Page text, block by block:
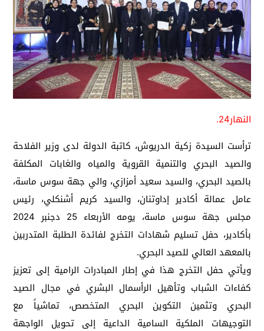
النهار24.
ترأست السيدة زكية الدريوش، كاتبة الدولة لدى وزير الفلاحة
والصيد البحري والتنمية القروية والمياه والغابات المكلفة
بالصيد البحري، والسيد سعيد أمزازي، والي جهة سوس ماسة،
عامل عمالة أكادير إداوتنان، والسيد كريم أشنكلي، رئيس
مجلس جهة سوس ماسة، يومه الأربعاء 25 دجنبر 2024
بأكادير، حفل تسليم شهادات التخرج لفائدة الطلبة المتدربين
بالمعهد العالي للصيد البحري.
ويأتي حفل التخرج هذا في إطار المبادرات الرامية إلى تعزيز
كفاءات الشباب وتأهيل الرأسمال البشري في مجال الصيد
البحري وتثمين التكوين البحري المتخصص، تماشياً مع
التوجيهات الملكية السامية الداعية إلى تحويل الواجهة